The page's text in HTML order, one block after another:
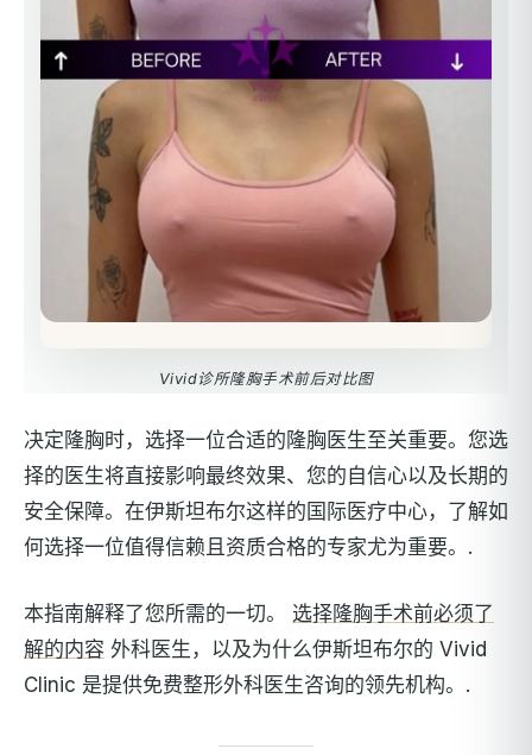
Vivid诊所隆胸手术前后对比图
决定隆胸时，选择一位合适的隆胸医生至关重要。您选
择的医生将直接影响最终效果、您的自信心以及长期的
安全保障。在伊斯坦布尔这样的国际医疗中心，了解如
何选择一位值得信赖且资质合格的专家尤为重要。.
本指南解释了您所需的一切。 选择隆胸手术前必须了
解的内容 外科医生，以及为什么伊斯坦布尔的 Vivid
Clinic 是提供免费整形外科医生咨询的领先机构。.